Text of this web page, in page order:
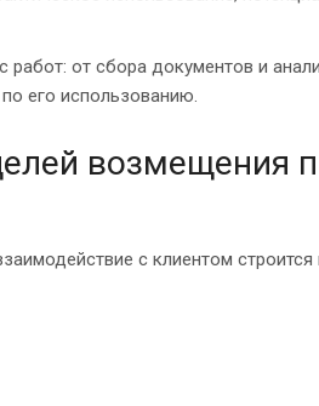
от сбора документов и
его использованию.
возмещения
с клиентом строится